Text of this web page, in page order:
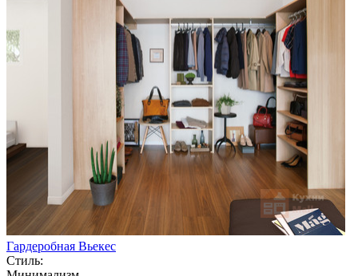
Гардеробная Вьекес
Стиль: